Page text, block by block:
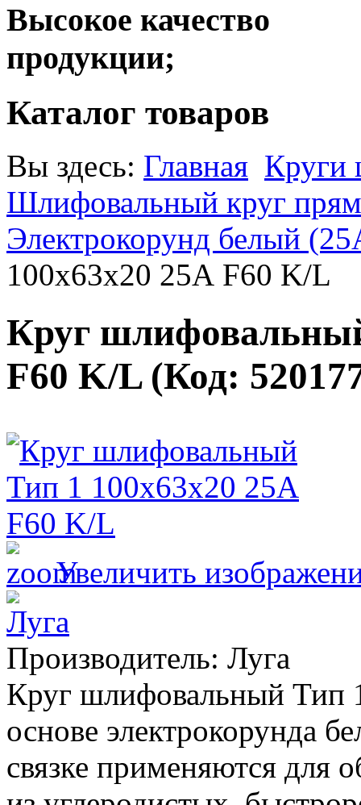
Высокое качество
продукции;
Каталог товаров
Вы здесь: Главная Круги
Шлифовальный круг
Электрокорунд белый
100х63х20 25А F60 K/L
Круг
F60 K/L (Код:
Увеличить
Производитель: Луга
Круг шлифовальный Тип
основе электрокорунда
связке применяются для